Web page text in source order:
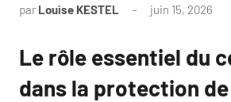
par Louise KESTEL juin 15, 2026
Le rôle essentiel du
dans la protection